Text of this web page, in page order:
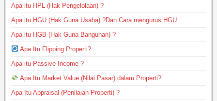
Apa itu HPL (Hak Pengelolaan) ?
Apa itu HGU (Hak Guna Usaha) ?Dan Cara mengurus HGU
Apa itu HGB (Hak Guna Bangunan) ?
Apa Itu Flipping Properti?
Apa itu Passive Income ?
Apa Itu Market Value (Nilai Pasar) dalam Properti?
Apa Itu Appraisal (Penilaian Properti) ?